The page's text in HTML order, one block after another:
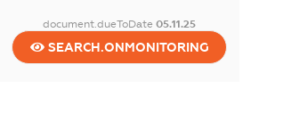
document.dueToDate05.11.25
SEARCH.ONMONITORING